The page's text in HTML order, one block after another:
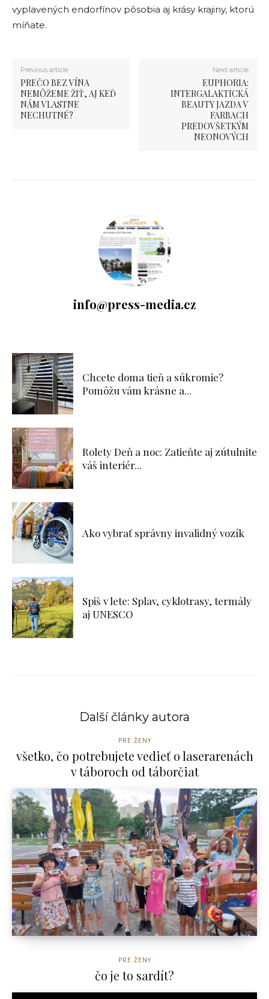
vyplavených endorfínov pôsobia aj krásy krajiny, ktorú
míňate.
Previous article
PREČO BEZ VÍNA
NEMÔŽEME ŽIŤ, AJ KEĎ
NÁM VLASTNE
NECHUTNÉ?
Next article
EUPHORIA:
INTERGALAKTICKÁ
BEAUTY JAZDA V
FARBACH
PREDOVŠETKÝM
NEONOVÝCH
info@press-media.cz
Chcete doma tieň a súkromie?
Pomôžu vám krásne a...
Rolety Deň a noc: Zatieňte aj zútulnite
váš interiér...
Ako vybrať správny invalidný vozík
Spiš v lete: Splav, cyklotrasy, termály
aj UNESCO
Další články autora
PRE ŽENY
všetko, čo potrebujete vedieť o laserarenách
v táboroch od táborčiat
PRE ŽENY
čo je to sardít?